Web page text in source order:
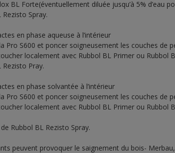
BL Forte(éventuellement diluée jusqu’à 5% d’eau
Spray.
en phase aqueuse à l’intérieur
Pro S600 et poncer soigneusement les couches de
localement avec Rubbol BL Primer ou Rubbol
Pray.
en phase solvantée à l’intérieur
Pro S600 et poncer soigneusement les couches de
localement avec Rubbol BL Primer ou Rubbol
Rubbol BL Rezisto Spray.
peuvent provoquer le saignement du bois-